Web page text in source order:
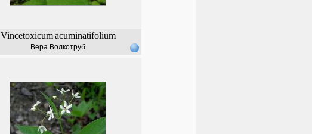
Vincetoxicum acuminatifolium
Вера Волкотруб